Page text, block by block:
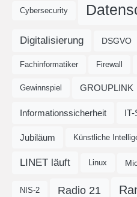
Cybersecurity
Digitalisierung DSGVO
Fachinformatiker Firewall
Gewinnspiel GROUPLINK
Informationssicherheit
Jubiläum Künstliche
LINET läuft Linux
NIS-2 Radio 21